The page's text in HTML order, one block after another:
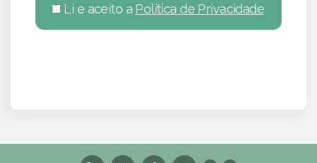
Li e aceito a Política de Privacidade